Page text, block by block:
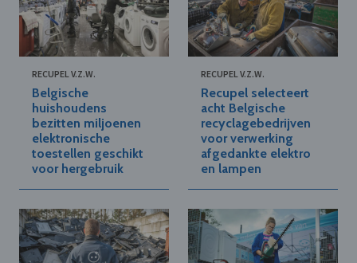
RECUPEL V.Z.W.
Belgische
huishoudens
bezitten miljoenen
elektronische
toestellen geschikt
voor hergebruik
RECUPEL V.Z.W.
Recupel selecteert
acht Belgische
recyclagebedrijven
voor verwerking
afgedankte elektro
en lampen